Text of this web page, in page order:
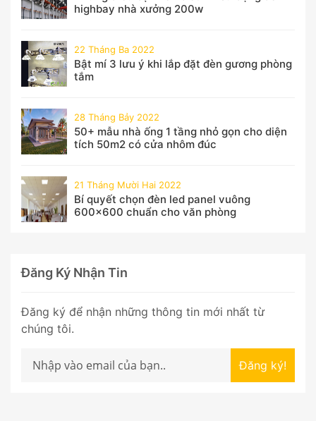
highbay nhà xưởng 200w
22 Tháng Ba 2022
Bật mí 3 lưu ý khi lắp đặt đèn gương phòng
tắm
28 Tháng Bảy 2022
50+ mẫu nhà ống 1 tầng nhỏ gọn cho diện
tích 50m2 có cửa nhôm đúc
21 Tháng Mười Hai 2022
Bí quyết chọn đèn led panel vuông
600x600 chuẩn cho văn phòng
Đăng Ký Nhận Tin
Đăng ký để nhận những thông tin mới nhất từ
chúng tôi.
Đăng ký!